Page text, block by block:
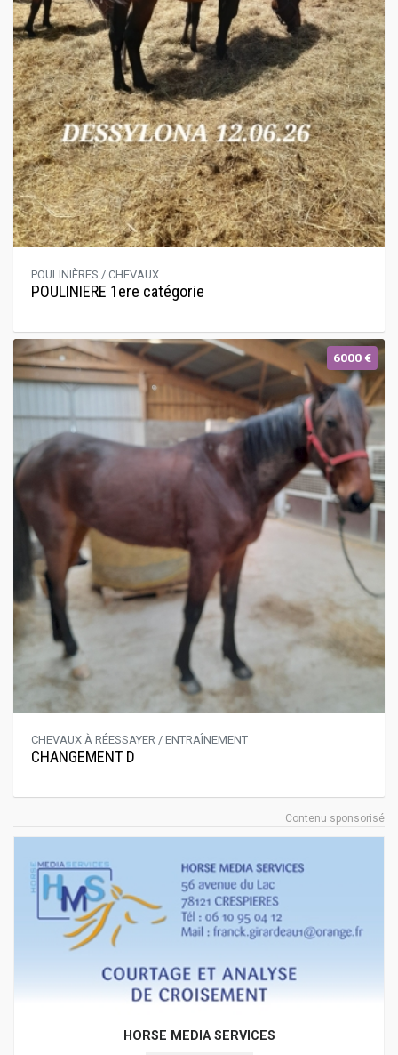
POULINIÈRES / CHEVAUX
POULINIERE 1ere catégorie
6000 €
CHEVAUX À RÉESSAYER / ENTRAÎNEMENT
CHANGEMENT D
Contenu sponsorisé
HORSE MEDIA SERVICES